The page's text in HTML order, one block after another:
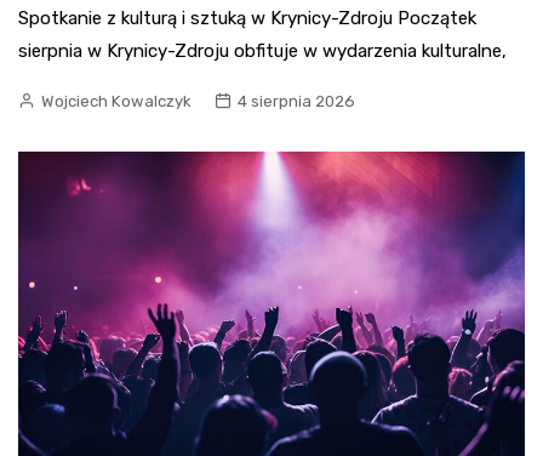
Spotkanie z kulturą i sztuką w Krynicy-Zdroju Początek
sierpnia w Krynicy-Zdroju obfituje w wydarzenia kulturalne,
Wojciech Kowalczyk 4 sierpnia 2026